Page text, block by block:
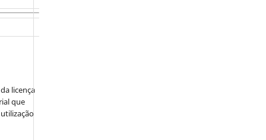
licença
que